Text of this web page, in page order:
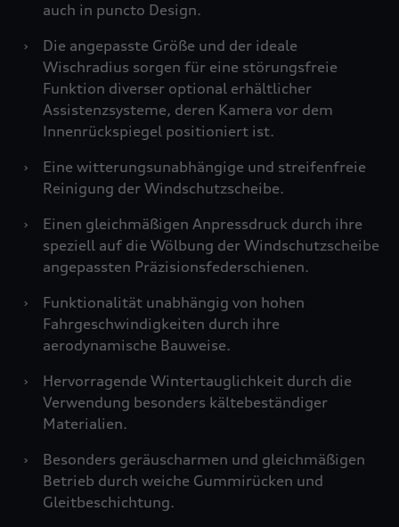
auch in puncto Design.
›
Die angepasste Größe und der ideale
Wischradius sorgen für eine störungsfreie
Funktion diverser optional erhältlicher
Assistenzsysteme, deren Kamera vor dem
Innenrückspiegel positioniert ist.
›
Eine witterungsunabhängige und streifenfreie
Reinigung der Windschutzscheibe.
›
Einen gleichmäßigen Anpressdruck durch ihre
speziell auf die Wölbung der Windschutzscheibe
angepassten Präzisionsfederschienen.
›
Funktionalität unabhängig von hohen
Fahrgeschwindigkeiten durch ihre
aerodynamische Bauweise.
›
Hervorragende Wintertauglichkeit durch die
Verwendung besonders kältebeständiger
Materialien.
›
Besonders geräuscharmen und gleichmäßigen
Betrieb durch weiche Gummirücken und
Gleitbeschichtung.